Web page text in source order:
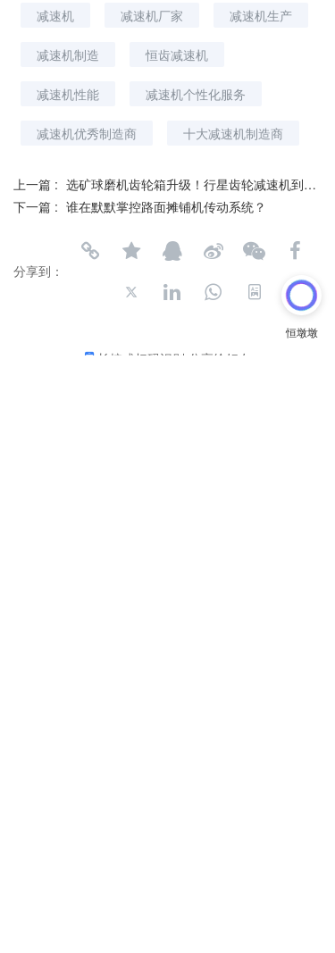
减速机 减速机厂家 减速机生产
减速机制造 恒齿减速机
减速机性能 减速机个性化服务
减速机优秀制造商 十大减速机制造商
上一篇 : 选矿球磨机齿轮箱升级！行星齿轮减速机到底有多厉害？
下一篇 : 谁在默默掌控路面摊铺机传动系统？
分享到：
长按或扫码识别 分享给好友